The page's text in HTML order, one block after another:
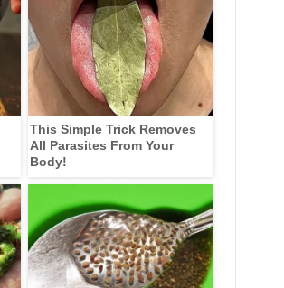
This Simple Trick Removes
All Parasites From Your
Body!